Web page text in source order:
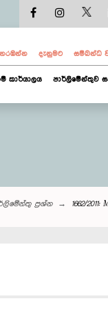
දැනුමට සම්බන්ධ
කාර්යාලය පාර්ලිමේන්තුව
ප්‍රශ්න 1662/